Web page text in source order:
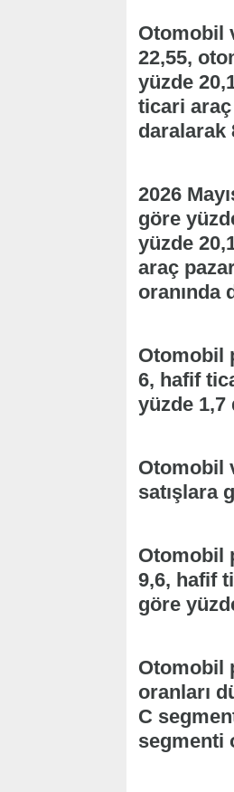
Otomobil
22,55,
yüzde
ticari araç
daralarak
2026
göre
yüzde
araç
oranında
Otomobil
6, hafif
yüzde 1,7
Otomobil
satışlara
Otomobil
9,6, hafif
göre
Otomobil
oranları
C
segmenti